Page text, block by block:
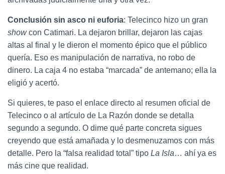
Conclusión sin asco ni euforia: Telecinco hizo un gran
showcon Catimari. La dejaron brillar, dejaron las cajas
altas al final y le dieron el momento épico que el público
quería. Eso es manipulación de narrativa, no robo de
dinero. La caja 4 no estaba “marcada” de antemano; ella la
eligió y acertó.
Si quieres, te paso el enlace directo al resumen oficial de
Telecinco o al artículo de La Razón donde se detalla
segundo a segundo. O dime qué parte concreta sigues
creyendo que está amañada y lo desmenuzamos con más
detalle. Pero la “falsa realidad total” tipo La Isla… ahí ya es
más cine que realidad.